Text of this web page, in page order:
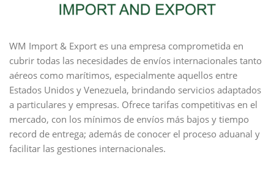
WM Import & Export es una empresa comprometida en
cubrir todas las necesidades de envíos internacionales tanto
aéreos como marítimos, especialmente aquellos entre
Estados Unidos y Venezuela, brindando servicios adaptados
a particulares y empresas. Ofrece tarifas competitivas en el
mercado, con los mínimos de envíos más bajos y tiempo
record de entrega; además de conocer el proceso aduanal y
facilitar las gestiones internacionales.